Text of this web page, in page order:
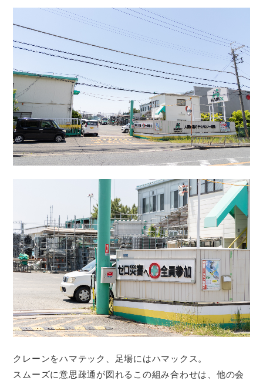
クレーンをハマテック、足場にはハマックス。
スムーズに意思疎通が図れるこの組み合わせは、他の会